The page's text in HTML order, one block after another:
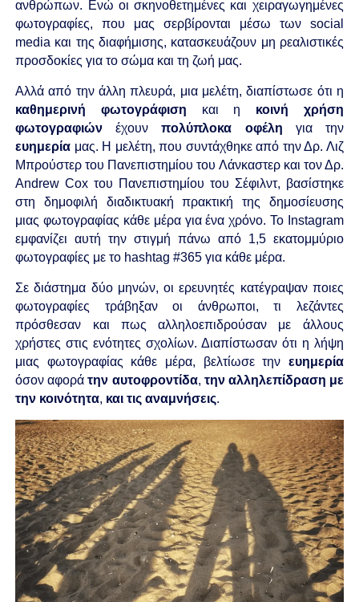
ανθρώπων. Ενώ οι σκηνοθετημένες και χειραγωγημένες
φωτογραφίες, που μας σερβίρονται μέσω των social
media και της διαφήμισης, κατασκευάζουν μη ρεαλιστικές
προσδοκίες για το σώμα και τη ζωή μας.
Αλλά από την άλλη πλευρά, μια μελέτη, διαπίστωσε ότι η
καθημερινή
φωτογράφιση και η κοινή
χρήση
φωτογραφιών έχουνπολύπλοκα οφέλη για την
ευημερία μας. Η μελέτη, που συντάχθηκε από την Δρ. Λιζ
Μπρούστερ του Πανεπιστημίου του Λάνκαστερ και τον Δρ.
Andrew Cox του Πανεπιστημίου του Σέφιλντ, βασίστηκε
στη δημοφιλή διαδικτυακή πρακτική της δημοσίευσης
μιας φωτογραφίας κάθε μέρα για ένα χρόνο. Το Instagram
εμφανίζει αυτή την στιγμή πάνω από 1,5 εκατομμύριο
φωτογραφίες με το hashtag #365 για κάθε μέρα.
Σε διάστημα δύο μηνών, οι ερευνητές κατέγραψαν ποιες
φωτογραφίες τράβηξαν οι άνθρωποι, τι λεζάντες
πρόσθεσαν και πως αλληλοεπιδρούσαν με άλλους
χρήστες στις ενότητες σχολίων. Διαπίστωσαν ότι η λήψη
μιας φωτογραφίας κάθε μέρα, βελτίωσε την ευημερία
όσον αφοράτην αυτοφροντίδα, την αλληλεπίδραση με
την κοινότητα, και τις αναμνήσεις.